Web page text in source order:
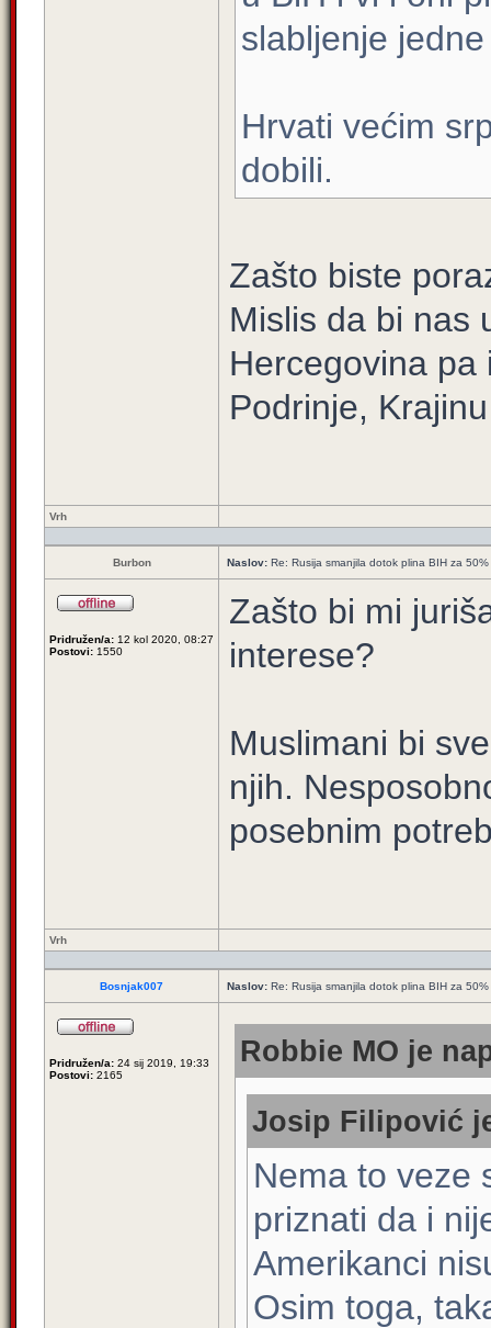
slabljenje
Hrvati većim
dobili.
Zašto biste
Mislis da bi nas
Hercegovina pa
Podrinje,
Vrh
Burbon Naslov: Re: Rusija smanjila dotok plina BIH za 50%
Pridružen/a: 12 kol 2020, 08:27
Postovi: 1550
Zašto bi mi
interese?
Muslimani bi
njih.
posebnim
Vrh
Bosnjak007 Naslov: Re: Rusija smanjila dotok plina BIH za 50%
Pridružen/a: 24 sij 2019, 19:33
Postovi: 2165
Robbie MO je
Josip Filipović
Nema to veze
priznati da i
Amerikanci
Osim toga,